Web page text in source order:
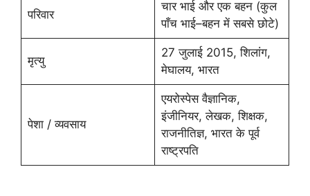
परिवार
चार भाई और एक बहन (कुल
पाँच भाई–बहन में सबसे छोटे)
मृत्यु
27 जुलाई 2015, शिलांग,
मेघालय, भारत
पेशा / व्यवसाय
एयरोस्पेस वैज्ञानिक,
इंजीनियर, लेखक, शिक्षक,
राजनीतिज्ञ, भारत के पूर्व
राष्ट्रपति